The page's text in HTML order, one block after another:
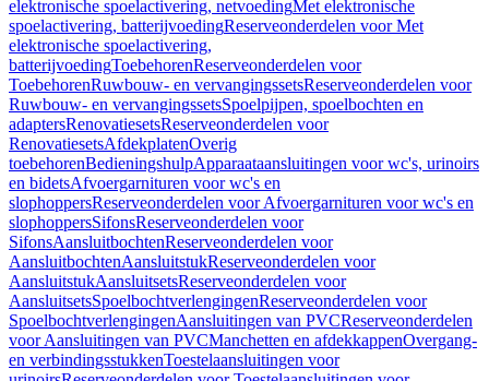
elektronische spoelactivering, netvoedingMet elektronische
spoelactivering, batterijvoedingReserveonderdelen voor Met
elektronische spoelactivering,
batterijvoedingToebehorenReserveonderdelen voor
ToebehorenRuwbouw- en vervangingssetsReserveonderdelen voor
Ruwbouw- en vervangingssetsSpoelpijpen, spoelbochten en
adaptersRenovatiesetsReserveonderdelen voor
RenovatiesetsAfdekplatenOverig
toebehorenBedieningshulpApparaataansluitingen voor wc's, urinoirs
en bidetsAfvoergarnituren voor wc's en
slophoppersReserveonderdelen voor Afvoergarnituren voor wc's en
slophoppersSifonsReserveonderdelen voor
SifonsAansluitbochtenReserveonderdelen voor
AansluitbochtenAansluitstukReserveonderdelen voor
AansluitstukAansluitsetsReserveonderdelen voor
AansluitsetsSpoelbochtverlengingenReserveonderdelen voor
SpoelbochtverlengingenAansluitingen van PVCReserveonderdelen
voor Aansluitingen van PVCManchetten en afdekkappenOvergang-
en verbindingsstukkenToestelaansluitingen voor